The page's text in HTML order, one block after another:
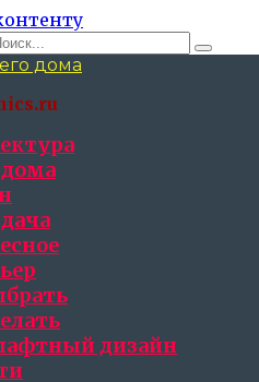
дома
дизайн